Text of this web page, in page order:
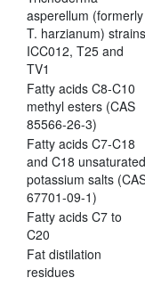
asperellum (formerly
T. harzianum) strains
ICC012, T25 and
TV1
Fatty acids C8-C10
methyl esters (CAS
85566-26-3)
Fatty acids C7-C18
and C18 unsaturated
potassium salts
67701-09-1)
Fatty acids C7 to
C20
Fat distilation
residues